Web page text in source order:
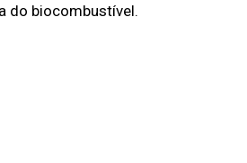
do biocombustível.